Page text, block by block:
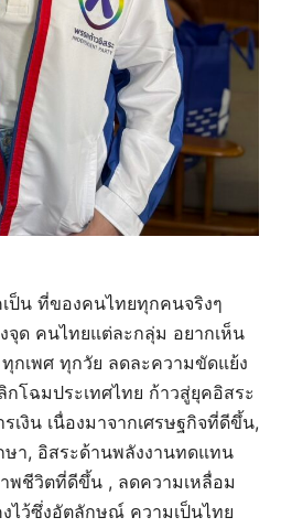
ป็น ที่ของคนไทยทุกคนจริงๆ
จุด คนไทยแต่ละกลุ่ม อยากเห็น
กเพศ ทุกวัย ลดละความขัดแย้ง
โฉมประเทศไทย ก้าวสู่ยุคอิสระ
เงิน เนื่องมาจากเศรษฐกิจที่ดีขึ้น,
ษา, อิสระด้านพลังงานทดแทน
พชีวิตที่ดีขึ้น , ลดความเหลื่อม
ไว้ซึ่งอัตลักษณ์ ความเป็นไทย